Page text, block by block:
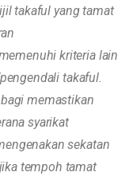
takaful yang tamat
kriteria lain
takaful.
memastikan
syarikat
sekatan
tempoh tamat